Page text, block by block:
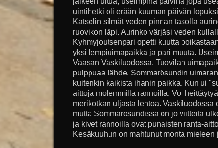
uintihetki oli erään kuuman päivän
Katselin silmät veden pinnan tasolla
ruovikon läpi. Aurinko värjäsi veden
Kyhmyjoutsenpari opetti kuutta
yksi lempiuimapaikka ja pari muuta.
Vaasan Vaskiluodossa. Tuovilan
pulppuaa lähde. Sommarösundin
kuitenkin kaikista ihanin paikka. Kun ui
aittoja molemmilla rannoilla. Voi
merikotkan uljasta lentoa. Vaskiluodossa
mutta Sommarösundissa on jo viitteitä
ja kivet rannoilla ovat punaisten ranta-
Kesäkuuhun on mahtunut monta mieleen